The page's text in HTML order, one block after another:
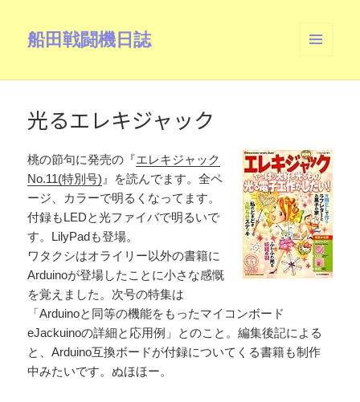
船田戦闘機日誌
ーとウ
光るエレキジャック
桃の節句に発売の『エレキジャック
No.11(特別号) 』を読んでます。全ペ
ージ、カラーで明るくなってます。
付録もLEDと光ファイバで明るいで
す。LilyPadも登場。
ワタクシはオライリー以外の書籍に
Arduinoが登場したことに小さな感慨
を覚えました。次号の特集は
「Arduinoと同等の機能をもったマイコンボード
eJackuinoの詳細と応用例」とのこと。編集後記による
と、Arduino互換ボードが付録についてくる書籍も制作
中みたいです。ぬほほー。